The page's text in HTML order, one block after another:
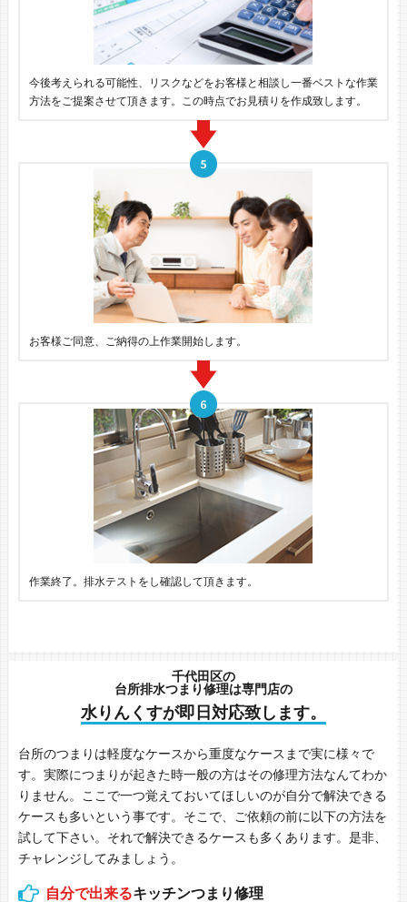
今後考えられる可能性、リスクなどをお客様と相談し一番ベストな作業
方法をご提案させて頂きます。この時点でお見積りを作成致します。
お客様ご同意、ご納得の上作業開始します。
作業終了。排水テストをし確認して頂きます。
千代田区の
台所排水つまり修理は専門店の
水りんくすが即日対応致します。
台所のつまりは軽度なケースから重度なケースまで実に様々で
す。実際につまりが起きた時一般の方はその修理方法なんてわか
りません。ここで一つ覚えておいてほしいのが自分で解決できる
ケースも多いという事です。そこで、ご依頼の前に以下の方法を
試して下さい。それで解決できるケースも多くあります。是非、
チャレンジしてみましょう。
自分で出来るキッチンつまり修理